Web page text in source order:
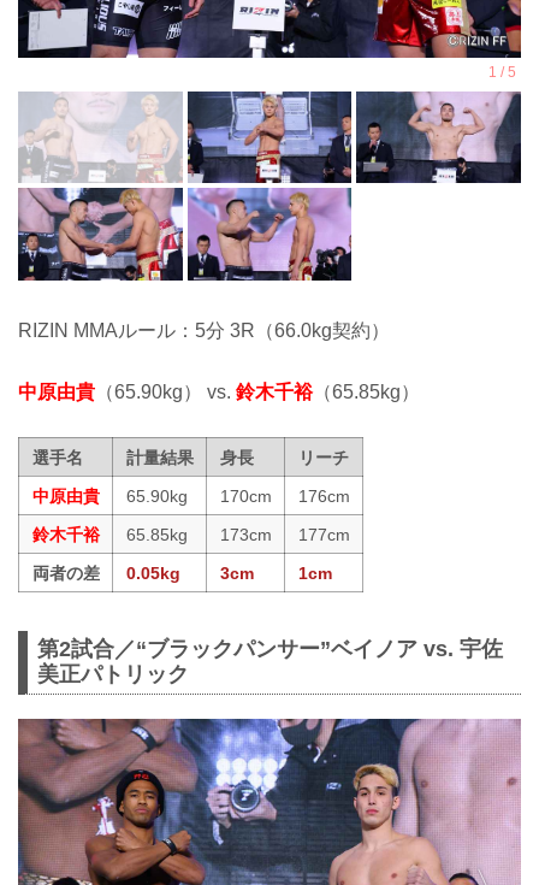
RIZIN MMAルール：5分 3R（66.0kg契約）
中原由貴 （65.90kg） vs. 鈴木千裕（65.85kg）
選手名 計量結果 身長
リーチ
中原由貴
65.90kg 170cm
176cm
鈴木千裕
65.85kg 173cm
177cm
両者の差
0.05kg 3cm 1cm
第2試合／“ブラックパンサー”ベイノア vs. 宇佐
美正パトリック